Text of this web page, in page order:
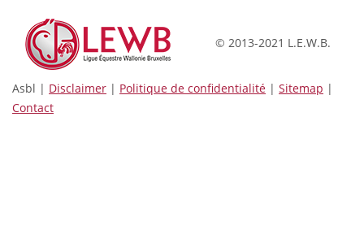
© 2013-2021 L.E.W.B.
Asbl | Disclaimer | Politique de confidentialité | Sitemap |
Contact